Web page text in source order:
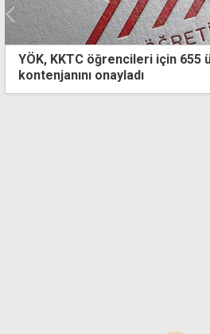
Ebeveynler için Güvenli İnternet